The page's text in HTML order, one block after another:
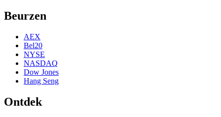
Beurzen
AEX
Bel20
NYSE
NASDAQ
Dow Jones
Hang Seng
Ontdek